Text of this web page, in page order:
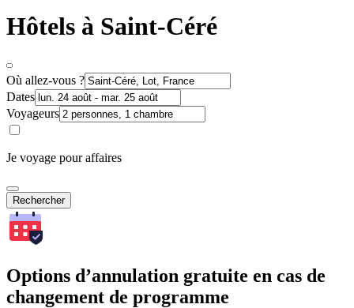
Hôtels à Saint-Céré
Où allez-vous ?
Dates
Voyageurs
Je voyage pour affaires
Rechercher
Options d’annulation gratuite en cas de
changement de programme